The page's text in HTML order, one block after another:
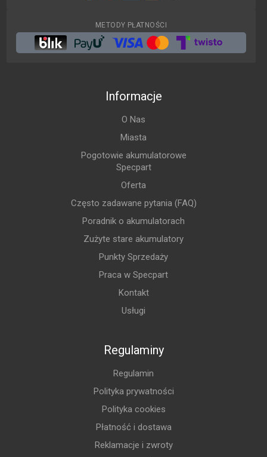
METODY PŁATNOŚCI
Informacje
O Nas
Miasta
Pogotowie akumulatorowe
Specpart
Oferta
Często zadawane pytania (FAQ)
Poradnik o akumulatorach
Zużyte stare akumulatory
Punkty Sprzedaży
Praca w Specpart
Kontakt
Usługi
Regulaminy
Regulamin
Polityka prywatności
Polityka cookies
Płatność i dostawa
Reklamacje i zwroty